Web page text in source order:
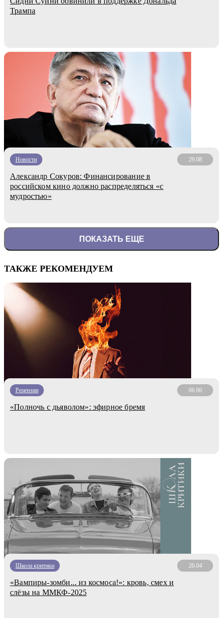
Трампа
Новости 29.08
Александр Сокуров: Финансирование в
российском кино должно распределяться «с
мудростью»
ПОКАЗАТЬ ЕЩЕ
ТАКЖЕ РЕКОМЕНДУЕМ
Рецензии 06.06
«Полночь с дьяволом»: эфирное бремя
Школа критики 20.04
«Вампиры-зомби... из космоса!»: кровь, смех и
слёзы на ММКФ-2025